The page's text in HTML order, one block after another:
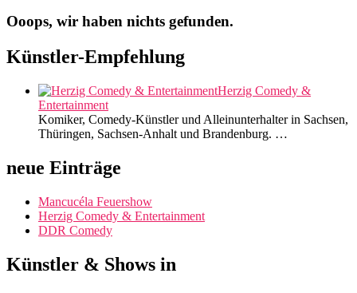
Ooops, wir haben nichts gefunden.
Künstler-Empfehlung
Herzig Comedy &
Entertainment
Komiker, Comedy-Künstler und Alleinunterhalter in Sachsen,
Thüringen, Sachsen-Anhalt und Brandenburg. …
neue Einträge
Mancucéla Feuershow
Herzig Comedy & Entertainment
DDR Comedy
Künstler & Shows in